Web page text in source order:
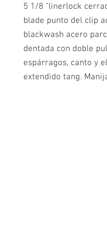
5 1/8 "linerlock
blade punto del clip
blackwash acero
dentada con doble
espárragos, canto y
extendido tang.